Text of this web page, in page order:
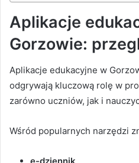
Aplikacje
Gorzowie:
Aplikacje edukacyjne w
odgrywają kluczową rolę w
zarówno uczniów, jak i
Wśród popularnych narzędzi